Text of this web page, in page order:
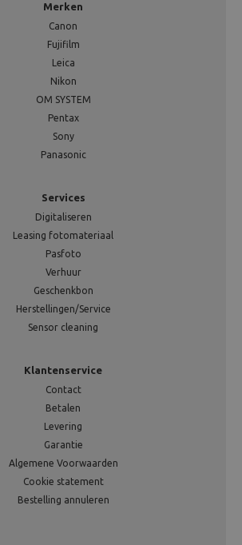
Merken
Canon
Fujifilm
Leica
Nikon
OM SYSTEM
Pentax
Sony
Panasonic
Services
Digitaliseren
Leasing fotomateriaal
Pasfoto
Verhuur
Geschenkbon
Herstellingen/Service
Sensor cleaning
Klantenservice
Contact
Betalen
Levering
Garantie
Algemene Voorwaarden
Cookie statement
Bestelling annuleren